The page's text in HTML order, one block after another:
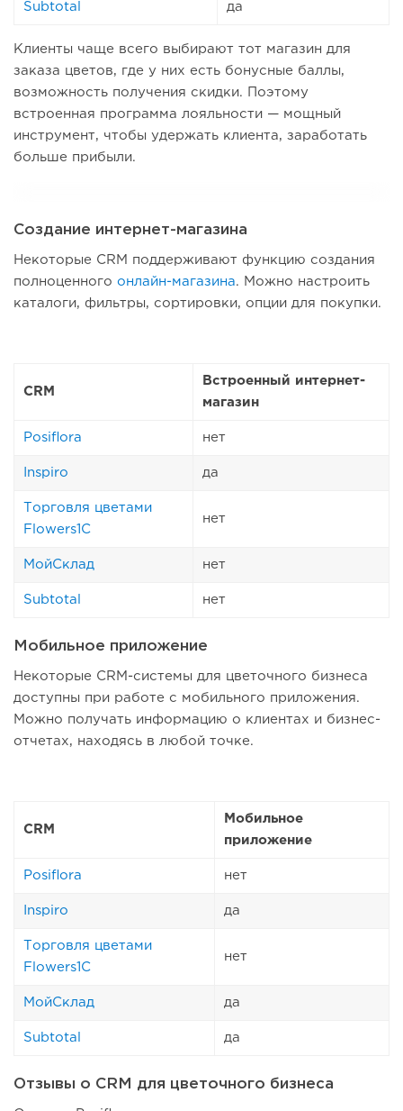
Subtotal да
Клиенты чаще всего выбирают тот магазин для
заказа цветов, где у них есть бонусные баллы,
возможность получения скидки. Поэтому
встроенная программа лояльности — мощный
инструмент, чтобы удержать клиента, заработать
больше прибыли.
Создание интернет-магазина
Некоторые CRM поддерживают функцию создания
полноценного онлайн-магазина. Можно настроить
каталоги, фильтры, сортировки, опции для покупки.
CRM
Встроенный интернет-
магазин
Posiflora нет
Inspiro да
Торговля цветами
Flowers1C
нет
МойСклад нет
Subtotal нет
Мобильное приложение
Некоторые CRM-системы для цветочного бизнеса
доступны при работе с мобильного приложения.
Можно получать информацию о клиентах и бизнес-
отчетах, находясь в любой точке.
CRM
Мобильное
приложение
Posiflora нет
Inspiro да
Торговля цветами
Flowers1C
нет
МойСклад да
Subtotal да
Отзывы о CRM для цветочного бизнеса